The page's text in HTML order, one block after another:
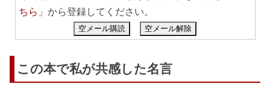
ちら」 から登録してください。
空メール購読 空メール解除
この本で私が共感した名言